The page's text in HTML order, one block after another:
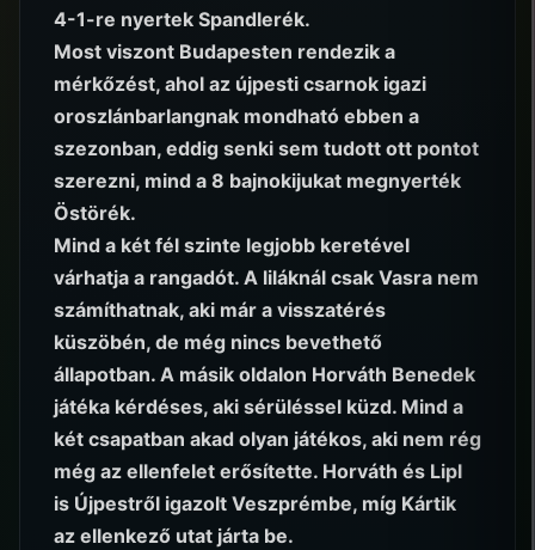
4-1-re nyertek Spandlerék.
Most viszont Budapesten rendezik a
mérkőzést, ahol az újpesti csarnok igazi
oroszlánbarlangnak mondható ebben a
szezonban, eddig senki sem tudott ott pontot
szerezni, mind a 8 bajnokijukat megnyerték
Östörék.
Mind a két fél szinte legjobb keretével
várhatja a rangadót. A liláknál csak Vasra nem
számíthatnak, aki már a visszatérés
küszöbén, de még nincs bevethető
állapotban. A másik oldalon Horváth Benedek
játéka kérdéses, aki sérüléssel küzd. Mind a
két csapatban akad olyan játékos, aki nem rég
még az ellenfelet erősítette. Horváth és Lipl
is Újpestről igazolt Veszprémbe, míg Kártik
az ellenkező utat járta be.